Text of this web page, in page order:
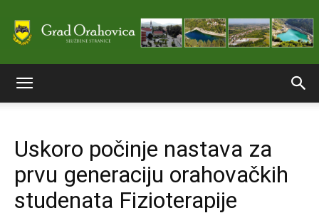
stranice
Grada
Uskoro počinje nastava za
prvu generaciju orahovačkih
studenata Fizioterapije